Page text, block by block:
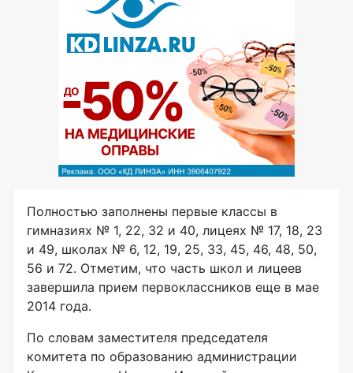
Полностью заполнены первые классы в
гимназиях № 1, 22, 32 и 40, лицеях № 17, 18, 23
и 49, школах № 6, 12, 19, 25, 33, 45, 46, 48, 50,
56 и 72. Отметим, что часть школ и лицеев
завершила прием первоклассников еще в мае
2014 года.
По словам заместителя председателя
комитета по образованию администрации